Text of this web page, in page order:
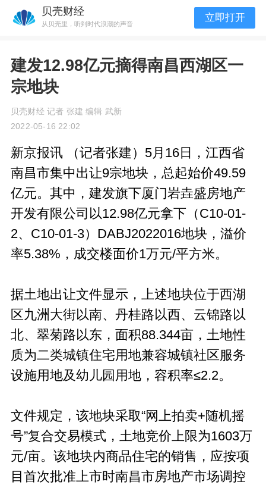
贝壳财经
从贝壳里，听到时代浪潮的声音
立即打开
建发12.98亿元摘得南昌西湖区一
宗地块
贝壳财经 记者 张建 编辑 武新
2022-05-16 22:02
新京报讯 （记者张建）5月16日，江西省
南昌市集中出让9宗地块，总起始价49.59
亿元。其中，建发旗下厦门岩垚盛房地产
开发有限公司以12.98亿元拿下（C10-01-
2、C10-01-3）DABJ2022016地块，溢价
率5.38%，成交楼面价1万元/平方米。
据土地出让文件显示，上述地块位于西湖
区九洲大街以南、丹桂路以西、云锦路以
北、翠菊路以东，面积88.344亩，土地性
质为二类城镇住宅用地兼容城镇社区服务
设施用地及幼儿园用地，容积率≤2.2。
文件规定，该地块采取“网上拍卖+随机摇
号”复合交易模式，土地竞价上限为1603万
元/亩。该地块内商品住宅的销售，应按项
目首次批准上市时南昌市房地产市场调控